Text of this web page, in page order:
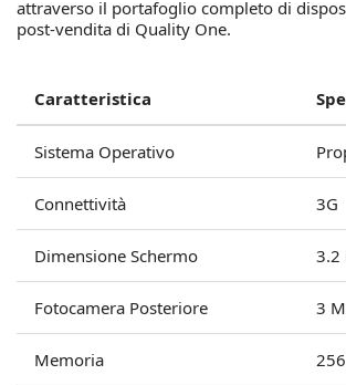
attraverso il portafoglio completo di
post-vendita di Quality One.
Caratteristica
Sistema Operativo
Connettività 3G
Dimensione Schermo 3.2
Fotocamera Posteriore 3
Memoria